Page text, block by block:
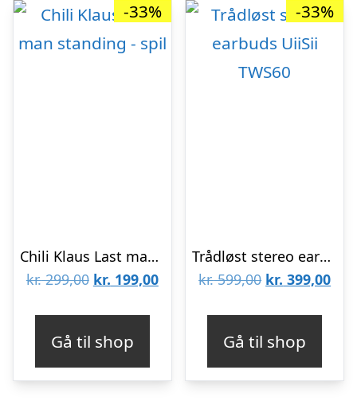
-33%
Chili Klaus Last man standing – spil
kr.299,00 Den
var:
kr. 299,00.
kr. 199,00Den
kr. 199,00.
Gå til shop
-33%
Trådløst stereo earbuds UiiSii TWS60
kr.599,00 Den
var:
kr. 599,00.
kr. 399,00Den
kr.
Gå til shop